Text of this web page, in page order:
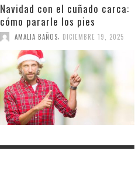
Navidad con el cuñado carca:
cómo pararle los pies
AMALIA BAÑOS DICIEMBRE 19, 2025